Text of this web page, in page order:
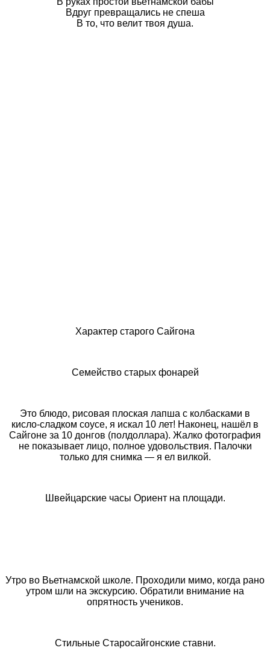
Вдруг превращались не спеша
В то, что велит твоя душа.
Характер старого Сайгона
Семейство старых фонарей
Это блюдо, рисовая плоская лапша с колбасками в
кисло-сладком соусе, я искал 10 лет! Наконец, нашёл в
Сайгоне за 10 донгов (полдоллара). Жалко фотография
не показывает лицо, полное удовольствия. Палочки
только для снимка — я ел вилкой.
Швейцарские часы Ориент на площади.
Утро во Вьетнамской школе. Проходили мимо, когда рано
утром шли на экскурсию. Обратили внимание на
опрятность учеников.
Стильные Старосайгонские ставни.